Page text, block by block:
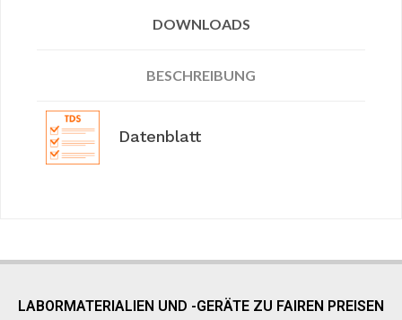
DOWNLOADS
BESCHREIBUNG
Datenblatt
LABORMATERIALIEN UND -GERÄTE ZU FAIREN PREISEN